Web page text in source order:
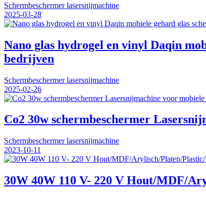
Schermbeschermer lasersnijmachine
2025-03-28
Nano glas hydrogel en vinyl Daqin
bedrijven
Schermbeschermer lasersnijmachine
2025-02-26
Co2 30w schermbeschermer
Schermbeschermer lasersnijmachine
2023-10-11
30W 40W 110 V- 220 V Hout/MDF/